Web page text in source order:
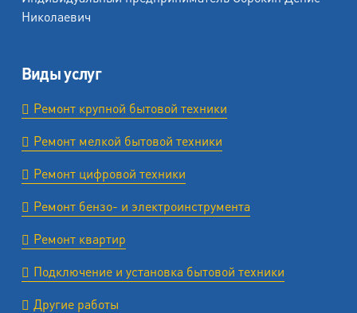
Николаевич
Виды услуг
Ремонт крупной бытовой техники
Ремонт мелкой бытовой техники
Ремонт цифровой техники
Ремонт бензо- и электроинструмента
Ремонт квартир
Подключение и установка бытовой техники
Другие работы